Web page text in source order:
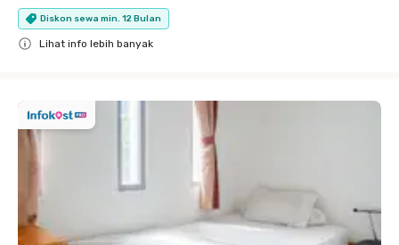
Diskon sewa min. 12 Bulan
Lihat info lebih banyak